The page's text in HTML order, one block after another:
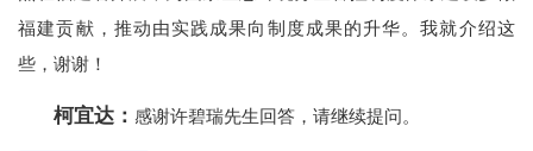
福建贡献，推动由实践成果向制度成果的升华。我就介绍这
些，谢谢！
柯宜达：感谢许碧瑞先生回答，请继续提问。